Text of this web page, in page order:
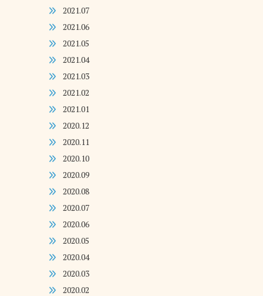
2021.07
2021.06
2021.05
2021.04
2021.03
2021.02
2021.01
2020.12
2020.11
2020.10
2020.09
2020.08
2020.07
2020.06
2020.05
2020.04
2020.03
2020.02